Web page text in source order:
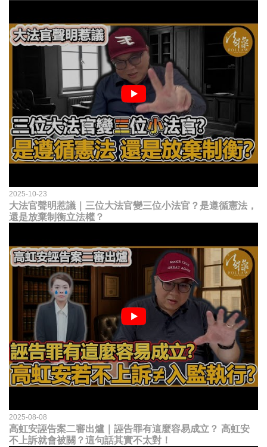
2025-10-23
大法官聲明惹議｜三位大法官變三位小法官？是遵循憲法，
還是放棄制衡立法權？
2025-08-08
高虹安誣告案二審出爐｜誣告罪有這麼容易成立？ 高虹安
不上訴就會被關？這句話其實不太對！